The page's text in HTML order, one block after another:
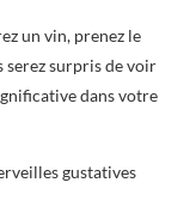
un vin, prenez le
serez surpris de voir
dans votre
gustatives